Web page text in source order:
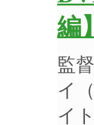
編】
監
イ
イ